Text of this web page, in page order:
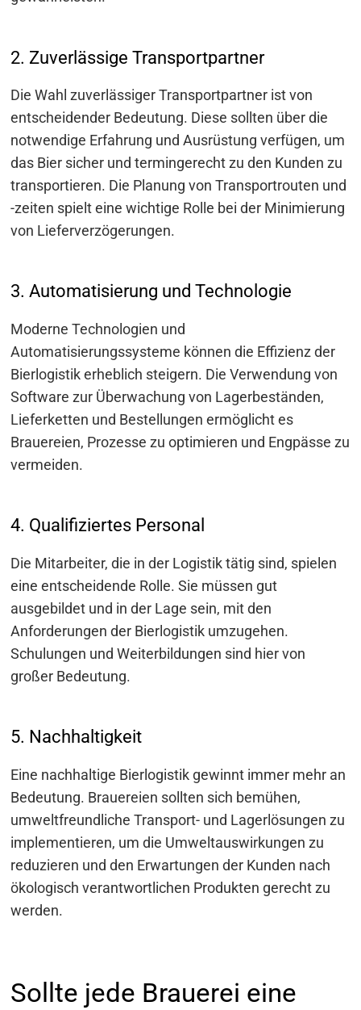
2. Zuverlässige Transportpartner
Die Wahl zuverlässiger Transportpartner ist von
entscheidender Bedeutung. Diese sollten über die
notwendige Erfahrung und Ausrüstung verfügen, um
das Bier sicher und termingerecht zu den Kunden zu
transportieren. Die Planung von Transportrouten und
-zeiten spielt eine wichtige Rolle bei der Minimierung
von Lieferverzögerungen.
3. Automatisierung und Technologie
Moderne Technologien und
Automatisierungssysteme können die Effizienz der
Bierlogistik erheblich steigern. Die Verwendung von
Software zur Überwachung von Lagerbeständen,
Lieferketten und Bestellungen ermöglicht es
Brauereien, Prozesse zu optimieren und Engpässe zu
vermeiden.
4. Qualifiziertes Personal
Die Mitarbeiter, die in der Logistik tätig sind, spielen
eine entscheidende Rolle. Sie müssen gut
ausgebildet und in der Lage sein, mit den
Anforderungen der Bierlogistik umzugehen.
Schulungen und Weiterbildungen sind hier von
großer Bedeutung.
5. Nachhaltigkeit
Eine nachhaltige Bierlogistik gewinnt immer mehr an
Bedeutung. Brauereien sollten sich bemühen,
umweltfreundliche Transport- und Lagerlösungen zu
implementieren, um die Umweltauswirkungen zu
reduzieren und den Erwartungen der Kunden nach
ökologisch verantwortlichen Produkten gerecht zu
werden.
Sollte jede Brauerei eine